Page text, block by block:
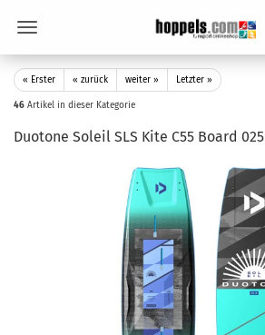
« Erster « zurück weiter » Letzter »
46 Artikel in dieser Kategorie
Duotone Soleil SLS Kite C55 Board 025